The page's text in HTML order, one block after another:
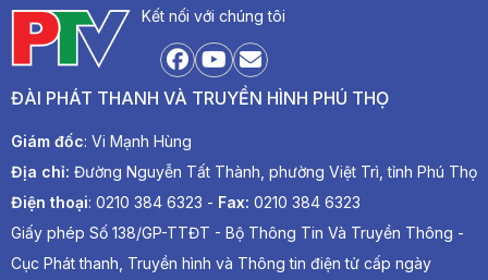
Kết nối với chúng tôi
ĐÀI PHÁT THANH VÀ TRUYỀN HÌNH PHÚ THỌ
Giám đốc: Vi Mạnh Hùng
Địa chỉ: Đường Nguyễn Tất Thành, phường Việt Trì, tỉnh Phú Thọ
Điện thoại: 0210 384 6323 - Fax: 0210 384 6323
Giấy phép Số 138/GP-TTĐT - Bộ Thông Tin Và Truyền Thông -
Cục Phát thanh, Truyền hình và Thông tin điện tử cấp ngày